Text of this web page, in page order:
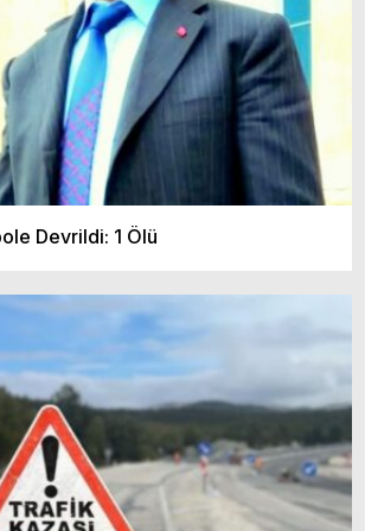
Devrildi: 1 Ölü